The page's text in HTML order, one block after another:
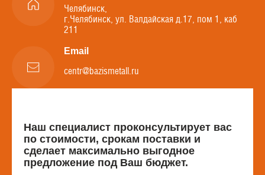
Челябинск,
г.Челябинск, ул. Валдайская д.17, пом 1, каб
211
Email
centr@bazismetall.ru
Наш специалист проконсультирует вас
по стоимости, срокам поставки и
сделает максимально выгодное
предложение под Ваш бюджет.